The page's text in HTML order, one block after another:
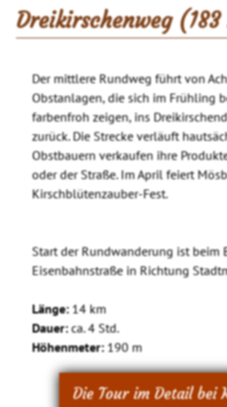
Dreikirschenweg
Der mittlere Rundweg führt von
Obstanlagen, die sich im Frühling
farbenfroh zeigen, ins
zurück. Die Strecke verläuft
Obstbauern verkaufen ihre
oder der Straße. Im April feiert
Kirschblütenzauber-Fest.
Start der Rundwanderung ist beim
Eisenbahnstraße in Richtung
Länge:14 km
Dauer:ca. 4 Std.
Höhenmeter:190 m
Die Tour im Detail bei